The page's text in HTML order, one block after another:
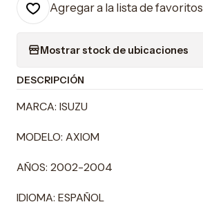
Agregar a la lista de favoritos
Mostrar stock de ubicaciones
DESCRIPCIÓN
MARCA: ISUZU
MODELO: AXIOM
AÑOS: 2002-2004
IDIOMA: ESPAÑOL